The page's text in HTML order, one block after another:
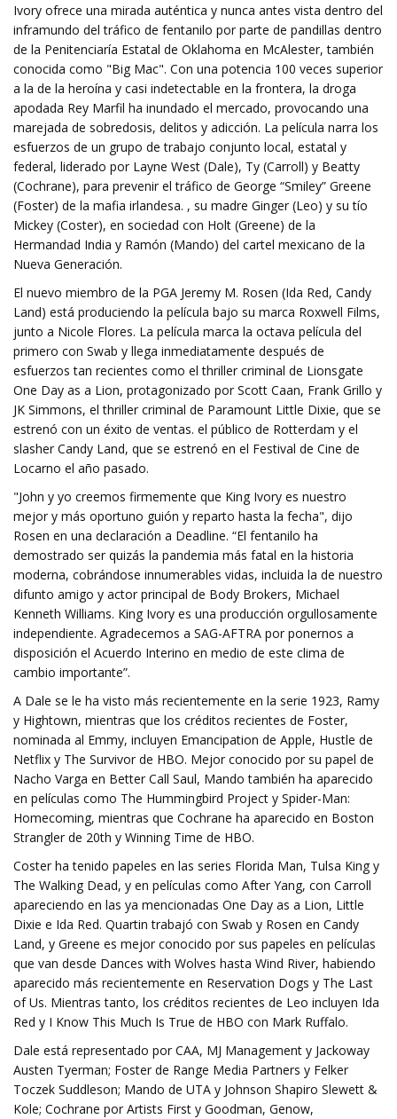
Ivory ofrece una mirada auténtica y nunca antes vista dentro del
inframundo del tráfico de fentanilo por parte de pandillas dentro
de la Penitenciaría Estatal de Oklahoma en McAlester, también
conocida como "Big Mac". Con una potencia 100 veces superior
a la de la heroína y casi indetectable en la frontera, la droga
apodada Rey Marfil ha inundado el mercado, provocando una
marejada de sobredosis, delitos y adicción. La película narra los
esfuerzos de un grupo de trabajo conjunto local, estatal y
federal, liderado por Layne West (Dale), Ty (Carroll) y Beatty
(Cochrane), para prevenir el tráfico de George “Smiley” Greene
(Foster) de la mafia irlandesa. , su madre Ginger (Leo) y su tío
Mickey (Coster), en sociedad con Holt (Greene) de la
Hermandad India y Ramón (Mando) del cartel mexicano de la
Nueva Generación.
El nuevo miembro de la PGA Jeremy M. Rosen (Ida Red, Candy
Land) está produciendo la película bajo su marca Roxwell Films,
junto a Nicole Flores. La película marca la octava película del
primero con Swab y llega inmediatamente después de
esfuerzos tan recientes como el thriller criminal de Lionsgate
One Day as a Lion, protagonizado por Scott Caan, Frank Grillo y
JK Simmons, el thriller criminal de Paramount Little Dixie, que se
estrenó con un éxito de ventas. el público de Rotterdam y el
slasher Candy Land, que se estrenó en el Festival de Cine de
Locarno el año pasado.
"John y yo creemos firmemente que King Ivory es nuestro
mejor y más oportuno guión y reparto hasta la fecha", dijo
Rosen en una declaración a Deadline. “El fentanilo ha
demostrado ser quizás la pandemia más fatal en la historia
moderna, cobrándose innumerables vidas, incluida la de nuestro
difunto amigo y actor principal de Body Brokers, Michael
Kenneth Williams. King Ivory es una producción orgullosamente
independiente. Agradecemos a SAG-AFTRA por ponernos a
disposición el Acuerdo Interino en medio de este clima de
cambio importante”.
A Dale se le ha visto más recientemente en la serie 1923, Ramy
y Hightown, mientras que los créditos recientes de Foster,
nominada al Emmy, incluyen Emancipation de Apple, Hustle de
Netflix y The Survivor de HBO. Mejor conocido por su papel de
Nacho Varga en Better Call Saul, Mando también ha aparecido
en películas como The Hummingbird Project y Spider-Man:
Homecoming, mientras que Cochrane ha aparecido en Boston
Strangler de 20th y Winning Time de HBO.
Coster ha tenido papeles en las series Florida Man, Tulsa King y
The Walking Dead, y en películas como After Yang, con Carroll
apareciendo en las ya mencionadas One Day as a Lion, Little
Dixie e Ida Red. Quartin trabajó con Swab y Rosen en Candy
Land, y Greene es mejor conocido por sus papeles en películas
que van desde Dances with Wolves hasta Wind River, habiendo
aparecido más recientemente en Reservation Dogs y The Last
of Us. Mientras tanto, los créditos recientes de Leo incluyen Ida
Red y I Know This Much Is True de HBO con Mark Ruffalo.
Dale está representado por CAA, MJ Management y Jackoway
Austen Tyerman; Foster de Range Media Partners y Felker
Toczek Suddleson; Mando de UTA y Johnson Shapiro Slewett &
Kole; Cochrane por Artists First y Goodman, Genow,